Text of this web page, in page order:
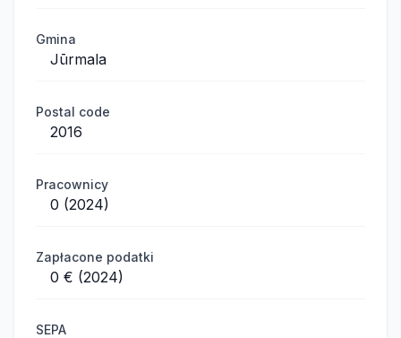
Gmina
Jūrmala
Postal code
2016
Pracownicy
0 (2024)
Zapłacone podatki
0 € (2024)
SEPA